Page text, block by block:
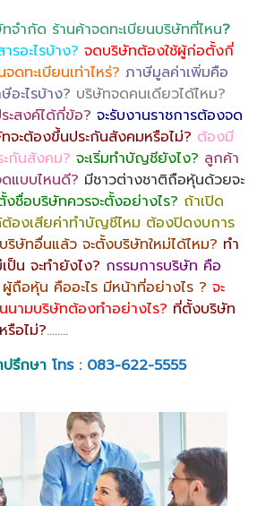
จำกัด ร้านค้าจดทะเบียนบริษัทที่ไหน?
รอะไรบ้าง? จดบริษัทต้องใช้ผู้ก่อตั้งกี่
ทะเบียนเท่าไหร่? ภาษีมูลค่าเพิ่มคือ
อะไรบ้าง? บริษัทจดคนเดียวได้ไหม?
ะสงค์ได้กี่ข้อ? จะรับงานราชการต้องจด
จะต้องขึ้นประกันสังคมหรือไม่? ต้องมี
กันสังคม? จะเริ่มทำบัญชียังไง? ลูกค้า
แบบไหนดี? มีชาวต่างชาติถือหุ้นด้วยจะ
งชื่อบริษัทควรจะตั้งอย่างไร? ถ้าเปิด
องเสียค่าทำบัญชีไหม ต้องปิดงบการ
ริษัทอื่นแล้ว จะตั้งบริษัทใหม่ได้ไหม? ทำ
ป็น จะทำยังไง? กรรมการบริษัท คือ
ผู้ถือหุ้น คืออะไร มีหน้าที่อย่างไร ? จะ
นามบริษัทต้องทำอย่างไร? ที่ตั้งบริษัท
รือไม่?……..
ปรึกษา โทร : 083-622-5555